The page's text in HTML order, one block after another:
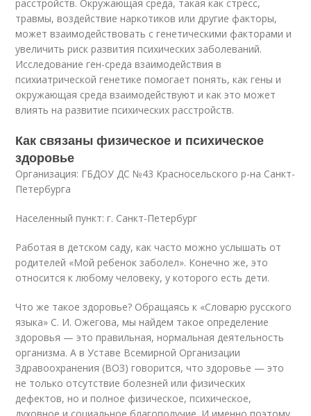
расстройств. Окружающая среда, такая как стресс,
травмы, воздействие наркотиков или другие факторы,
может взаимодействовать с генетическими факторами и
увеличить риск развития психических заболеваний.
Исследование ген-среда взаимодействия в
психиатрической генетике помогает понять, как гены и
окружающая среда взаимодействуют и как это может
влиять на развитие психических расстройств.
Как связаны физическое и психическое
здоровье
Организация: ГБДОУ ДС №43 Красносельского р-на Санкт-
Петербурга
Населенный пункт: г. Санкт-Петербург
Работая в детском саду, как часто можно услышать от
родителей «Мой ребенок заболел». Конечно же, это
относится к любому человеку, у которого есть дети.
Что же такое здоровье? Обращаясь к «Словарю русского
языка» С. И. Ожегова, мы найдем такое определение
здоровья — это правильная, нормальная деятельность
организма. А в Уставе Всемирной Организации
Здравоохранения (ВОЗ) говорится, что здоровье — это
не только отсутствие болезней или физических
дефектов, но и полное физическое, психическое,